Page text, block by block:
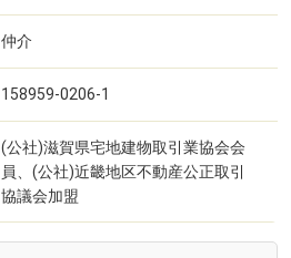
仲介
158959-0206-1
(公社)滋賀県宅地建物取引業協会会
員、(公社)近畿地区不動産公正取引
協議会加盟